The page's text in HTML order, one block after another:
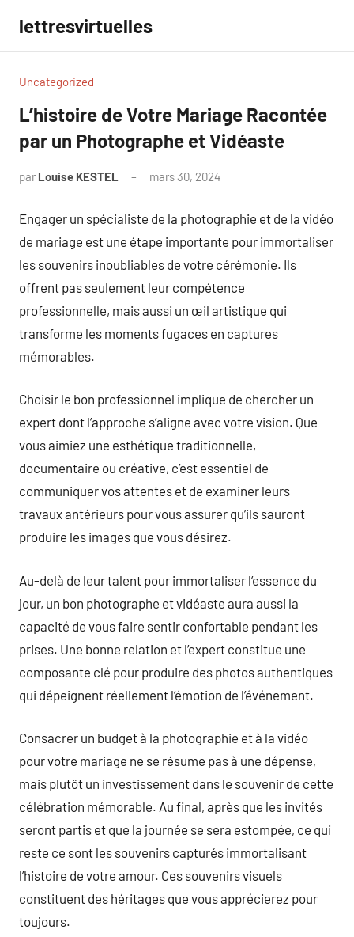
contenu
lettresvirtuelles
Uncategorized
L’histoire de Votre Mariage Racontée
par un Photographe et Vidéaste
par Louise KESTEL mars 30, 2024
Engager un spécialiste de la photographie et de la vidéo
de mariage est une étape importante pour immortaliser
les souvenirs inoubliables de votre cérémonie. Ils
offrent pas seulement leur compétence
professionnelle, mais aussi un œil artistique qui
transforme les moments fugaces en captures
mémorables.
Choisir le bon professionnel implique de chercher un
expert dont l’approche s’aligne avec votre vision. Que
vous aimiez une esthétique traditionnelle,
documentaire ou créative, c’est essentiel de
communiquer vos attentes et de examiner leurs
travaux antérieurs pour vous assurer qu’ils sauront
produire les images que vous désirez.
Au-delà de leur talent pour immortaliser l’essence du
jour, un bon photographe et vidéaste aura aussi la
capacité de vous faire sentir confortable pendant les
prises. Une bonne relation et l’expert constitue une
composante clé pour produire des photos authentiques
qui dépeignent réellement l’émotion de l’événement.
Consacrer un budget à la photographie et à la vidéo
pour votre mariage ne se résume pas à une dépense,
mais plutôt un investissement dans le souvenir de cette
célébration mémorable. Au final, après que les invités
seront partis et que la journée se sera estompée, ce qui
reste ce sont les souvenirs capturés immortalisant
l’histoire de votre amour. Ces souvenirs visuels
constituent des héritages que vous apprécierez pour
toujours.